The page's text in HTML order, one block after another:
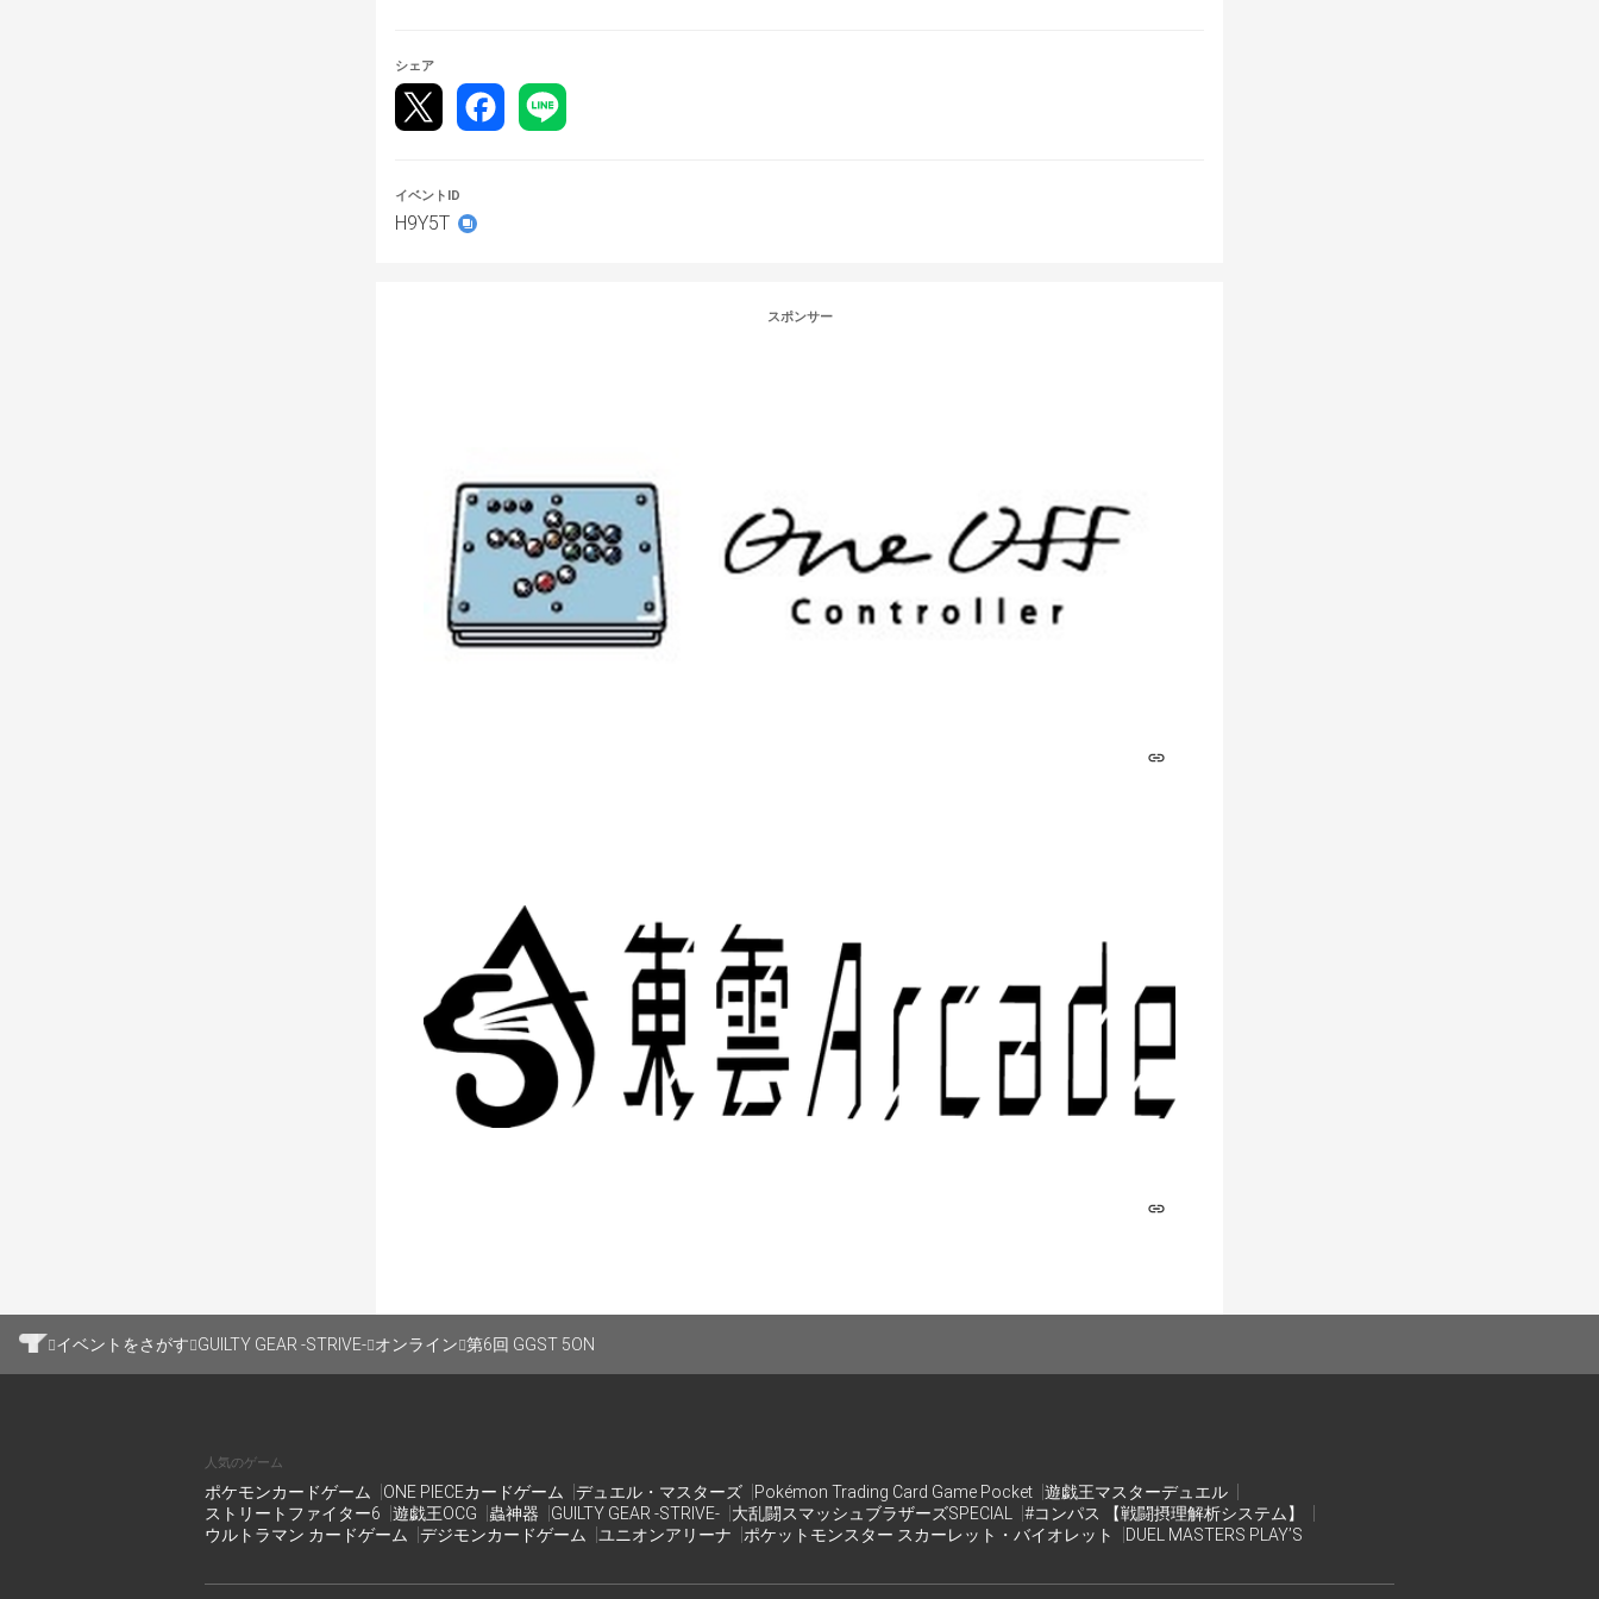
【ゲーム内設定について】
・配信台以外の試合は1P側が部屋を立て、2P側にtonamelのチャットで伝えてください
・ステージは下記の4つのいずれかを選択してください。BGMの指定はありません
■Seventh Heaven District
■Council of Three
■In the Name of Peace
・勝敗は勝利したチームが入力後、敗退されたチームが承認をお願いします
※tonamelのチャット、twitchの配信コメントも確認しますが、対応が遅れる場合があります。
・対戦相手が不在の場合、運営の判断で在室側プレイヤーの不戦勝となる可能性があります。
・進行、サポートの面から大会当日に日本国内に居る方、日本語でのやりとりができる方のみ
とさせていただきます
・ネットワーク環境について、有線でのプレイのご協力をお願いします。
『第6回 GGST 5ON』にご協賛いただける企業様
🔶One-Off Controller
https://www.one-cont.com/
シェア
イベントID
H9Y5T
スポンサー
イベントをさがす GUILTY GEAR -STRIVE- オンライン 第6回 GGST 5ON
人気のゲーム
ポケモンカードゲーム ONE PIECEカードゲーム デュエル・マスターズ Pokémon Trading Card Game Pocket
遊戯王マスターデュエル
ストリートファイター6
遊戯王OCG 蟲神器 GUILTY GEAR -STRIVE- 大乱闘スマッシュブラザーズSPECIAL
#コンパス 【戦闘摂理解析システム】
ウルトラマン カードゲーム
デジモンカードゲーム ユニオンアリーナ ポケットモンスター スカーレット・バイオレット DUEL MASTERS PLAY’S